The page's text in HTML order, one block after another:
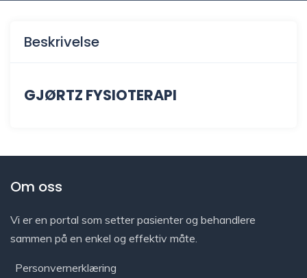
Beskrivelse
GJØRTZ FYSIOTERAPI
Om oss
Vi er en portal som setter pasienter og behandlere
sammen på en enkel og effektiv måte.
Personvernerklæring